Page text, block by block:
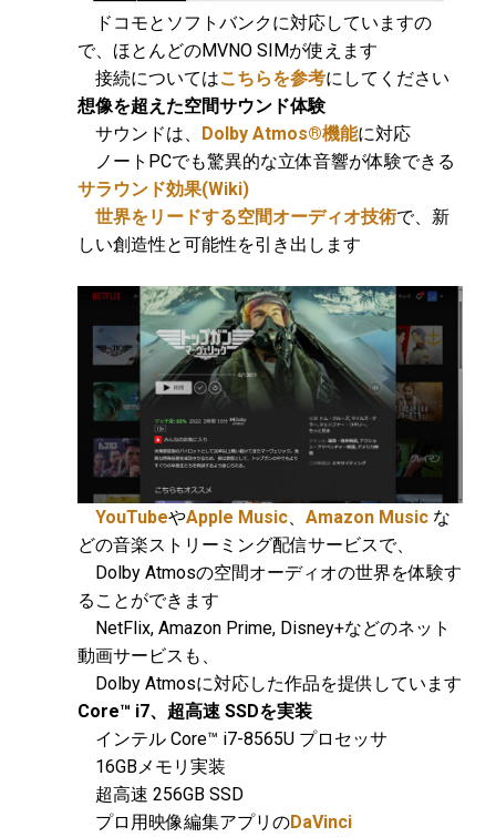
ドコモとソフトバンクに対応していますの
で、ほとんどのMVNO SIMが使えます
接続についてはこちらを参考にしてください
想像を超えた空間サウンド体験
サウンドは、
Dolby Atmos®機能に対応
ノートPCでも驚異的な立体音響が体験できる
サラウンド効果(Wiki)
世界をリードする空間オーディオ技術で、新
しい創造性と可能性を引き出します
YouTubeやApple Music、 Amazon Music な
どの音楽ストリーミング配信サービスで、
Dolby Atmosの空間オーディオの世界を体験す
ることができます
NetFlix, Amazon Prime, Disney+などのネット
動画サービスも、
Dolby Atmosに対応した作品を提供しています
Core™ i7、超高速 SSDを実装
インテル Core™ i7-8565U プロセッサ
16GBメモリ実装
超高速 256GB SSD
プロ用映像編集アプリのDaVinci